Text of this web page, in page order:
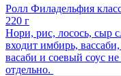
Ролл Филадельфия
220 г
Нори, рис, лосось, сыр
входит имбирь,
васаби и соевый соус
отдельно.